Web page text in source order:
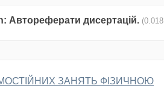
Автореферати дисертацій. (0.018
ЗАНЯТЬ ФІЗИЧНОЮ